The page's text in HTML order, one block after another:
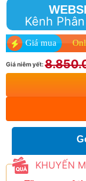
Kênh
Giá mua
Giá niêm yết:
KHUYẾN